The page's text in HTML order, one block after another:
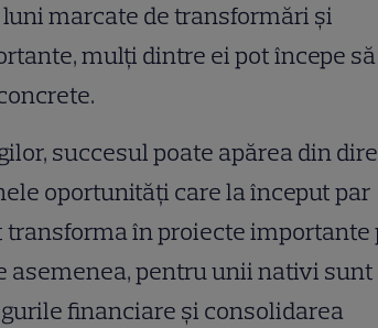
luni marcate de transformări și
mulți dintre ei pot începe să
succesul poate apărea din
oportunități care la început par
transforma în proiecte importante
asemenea, pentru unii nativi sunt
financiare și consolidarea